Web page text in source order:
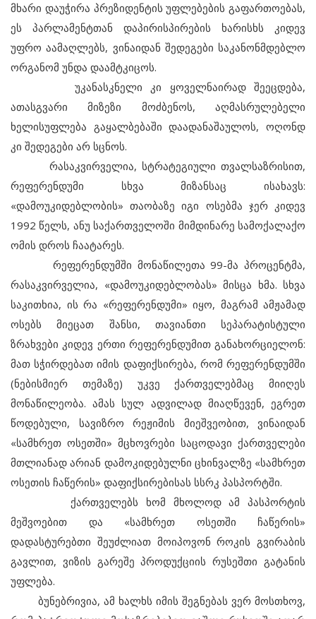
მხარი დაუჭირა პრეზიდენტის უფლებების გაფართოებას,
ეს პარლამენტთან დაპირისპირების ხარისხს კიდევ
უფრო აამაღლებს, ვინაიდან შედეგები საკანონმდებლო
ორგანომ უნდა დაამტკიცოს.
უკანასკნელი კი ყოველნაირად შეეცდება,
ათასგვარი მიზეზი მოძბენოს, აღმასრულებელი
ხელისუფლება გაყალბებაში დაადანაშაულოს, ოღონდ
კი შედეგები არ სცნოს.
რასაკვირველია, სტრატეგიული თვალსაზრისით,
რეფერენდუმი სხვა მიზანსაც ისახავს:
«დამოუკიდებლობის» თაობაზე იგი ოსებმა ჯერ კიდევ
1992 წელს, ანუ საქართველოში მიმდინარე სამოქალაქო
ომის დროს ჩაატარეს.
რეფერენდუმში მონაწილეთა 99-მა პროცენტმა,
რასაკვირველია, «დამოუკიდებლობას» მისცა ხმა. სხვა
საკითხია, ის რა «რეფერენდუმი» იყო, მაგრამ ამჟამად
ოსებს მიეცათ შანსი, თავიანთი სეპარატისტული
ზრახვები კიდევ ერთი რეფერენდუმით განახორციელონ:
მათ სჭირდებათ იმის დაფიქსირება, რომ რეფერენდუმში
(ნებისმიერ თემაზე) უკვე ქართველებმაც მიიღეს
მონაწილეობა. ამას სულ ადვილად მიაღწევენ, ეგრეთ
წოდებული, სავიზრო რეჟიმის მიეშვეობით, ვინაიდან
«სამხრეთ ოსეთში» მცხოვრები საცოდავი ქართველები
მთლიანად არიან დამოკიდებულნი ცხინვალზე «სამხრეთ
ოსეთის ჩაწერის» დაფიქსირებისას სსრკ პასპორტში.
ქართველებს ხომ მხოლოდ ამ პასპორტის
მეშვოებით და «სამხრეთ ოსეთში ჩაწერის»
დადასტურებთი შეუძლიათ მოიპოვონ როკის გვირაბის
გავლით, ვიზის გარეშე პროდუქციის რუსეშთი გატანის
უფლება.
ბუნებრივია, ამ ხალხს იმის შეგნებას ვერ მოსთხოვ,